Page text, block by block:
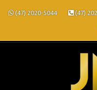
(47) 2020-5044 (47)